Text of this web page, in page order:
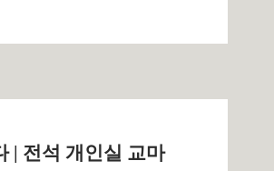
| 전석 개인실 교마